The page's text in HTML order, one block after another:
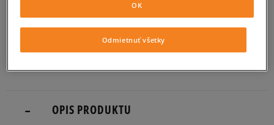
Informovať o
ZISTIŤ DOSTUPNOSŤ V NAŠICH KAMENNÝCH PREDAJNIACH
OPIS PRODUKTU
Odmietnuť všetky
OK